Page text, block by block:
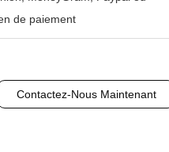
de paiement
Contactez-Nous Maintenant